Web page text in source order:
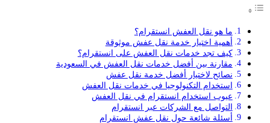
ما هو نقل العفش انستقرام؟
أهمية اختيار خدمة نقل عفش موثوقة
كيف تجد خدمات نقل العفش على انستقرام؟
مقارنة بين أفضل خدمات نقل العفش في السعودية
نصائح لاختيار أفضل خدمة نقل عفش
استخدام التكنولوجيا في خدمات نقل العفش
عيوب استخدام انستقرام في نقل العفش
التواصل مع الشركات عبر انستقرام
أسئلة شائعة حول نقل عفش انستقرام